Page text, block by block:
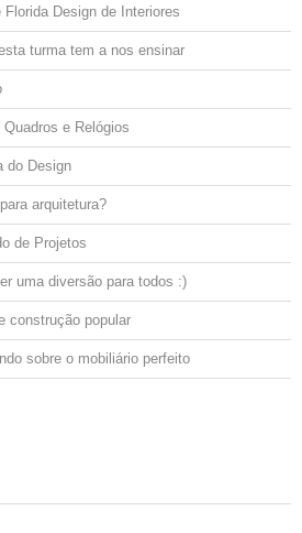
Florida Design de Interiores
turma tem a nos ensinar
e Relógios
do Design
arquitetura?
de Projetos
uma diversão para todos :)
construção popular
sobre o mobiliário perfeito